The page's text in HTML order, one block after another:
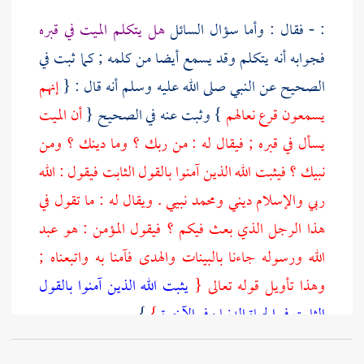
: - فقال : وأما سؤال السائلهل يتكلم الميت في قبره
فجوابه أنه يتكلم وقد يسمع أيضا من كلمه ; كما ثبت في
الصحيح عن النبي صلى الله عليه وسلم أنه قال : {إنهم
يسمعون قرع نعالهم } وثبت عنه في الصحيح {أن الميت
يسأل في قبره ; فيقال له : من ربك ؟ وما دينك ؟ ومن
نبيك ؟ فيثبت الله الذين آمنوا بالقول الثابت فيقول : الله
ربي والإسلام دينيومحمدنبيي . ويقال له : ما تقول في
هذا الرجل الذي بعث فيكم ؟ فيقول المؤمن : هو عبد
الله ورسوله جاءنا بالبينات والهدى فآمنا به واتبعناه ;
وهذا تأويل قوله تعالى { يثبت الله الذين آمنوا بالقول
الثابت في الحياة الدنيا وفي الآخرة}
}